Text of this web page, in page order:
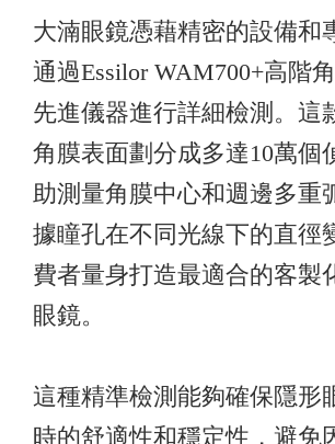
大湳眼鏡憑藉精密的設備和
通過Essilor WAM700+高階
先進儀器進行詳細檢測。這
角膜表面劃分成多達10萬個
助測量角膜中心和週邊多重
據瞳孔在不同光線下的直徑
費者量身打造最適合的客製
眼鏡。
這種精準檢測能夠確保隱形
時的舒適性和穩定性，避免